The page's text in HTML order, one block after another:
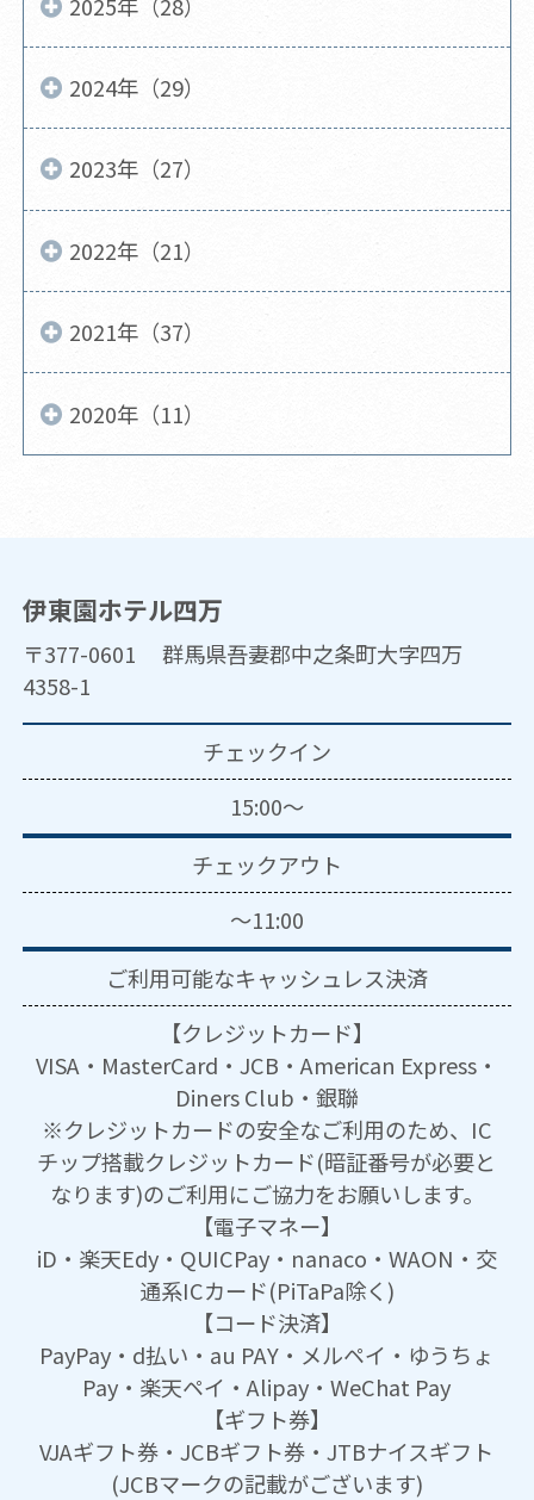
2024年（29）
2023年（27）
2022年（21）
2021年（37）
2020年（11）
伊東園ホテル四万
〒377-0601 群馬県吾妻郡中之条町大字四万
4358-1
チェックイン
15:00～
チェックアウト
～11:00
ご利用可能なキャッシュレス決済
【クレジットカード】
VISA・MasterCard・JCB・American Express・
Diners Club・銀聯
※クレジットカードの安全なご利用のため、IC
チップ搭載クレジットカード(暗証番号が必要と
なります)のご利用にご協力をお願いします。
【電子マネー】
iD・楽天Edy・QUICPay・nanaco・WAON・交
通系ICカード(PiTaPa除く)
【コード決済】
PayPay・d払い・au PAY・メルペイ・ゆうちょ
Pay・楽天ペイ・Alipay・WeChat Pay
【ギフト券】
VJAギフト券・JCBギフト券・JTBナイスギフト
(JCBマークの記載がございます)